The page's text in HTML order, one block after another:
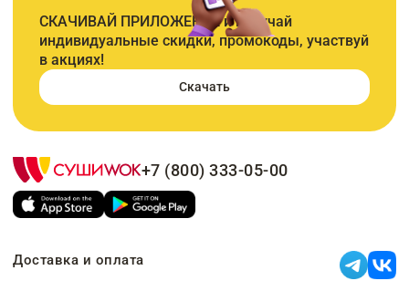
СКАЧИВАЙ ПРИЛОЖЕНИЕ и получай
индивидуальные скидки, промокоды, участвуй
в акциях!
Скачать
+7 (800) 333-05-00
Доставка и оплата